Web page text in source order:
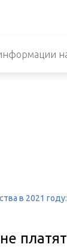
в 2021 году:
платят